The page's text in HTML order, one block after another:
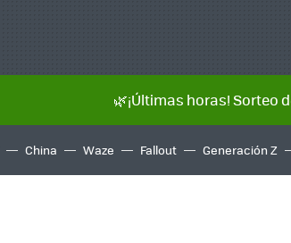
🌿¡Últimas horas! Sorteo
China Waze Fallout Generación Z